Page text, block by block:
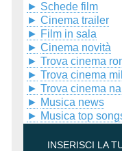
► Schede film
► Cinema trailer
► Film in sala
► Cinema novità
► Trova cinema
► Trova cinema
► Trova cinema
► Musica news
► Musica top
INSERISCI LA